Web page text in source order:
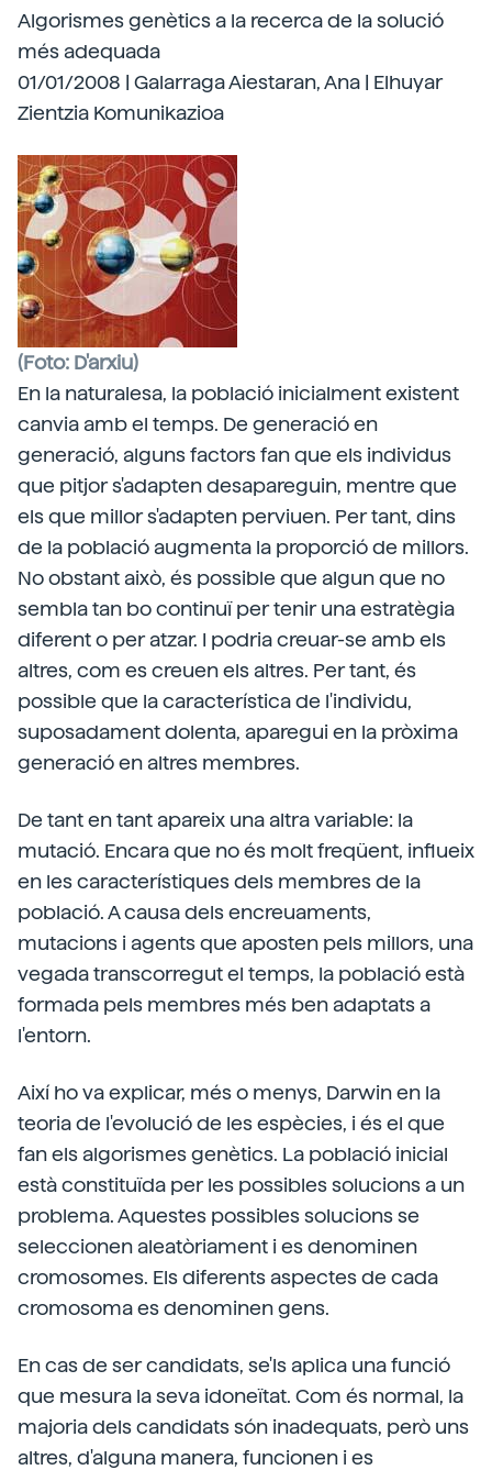
Algorismes genètics a la recerca de la solució
més adequada
01/01/2008 | Galarraga Aiestaran, Ana | Elhuyar
Zientzia Komunikazioa
(Foto: D'arxiu)
En la naturalesa, la població inicialment existent
canvia amb el temps. De generació en
generació, alguns factors fan que els individus
que pitjor s'adapten desapareguin, mentre que
els que millor s'adapten perviuen. Per tant, dins
de la població augmenta la proporció de millors.
No obstant això, és possible que algun que no
sembla tan bo continuï per tenir una estratègia
diferent o per atzar. I podria creuar-se amb els
altres, com es creuen els altres. Per tant, és
possible que la característica de l'individu,
suposadament dolenta, aparegui en la pròxima
generació en altres membres.
De tant en tant apareix una altra variable: la
mutació. Encara que no és molt freqüent, influeix
en les característiques dels membres de la
població. A causa dels encreuaments,
mutacions i agents que aposten pels millors, una
vegada transcorregut el temps, la població està
formada pels membres més ben adaptats a
l'entorn.
Així ho va explicar, més o menys, Darwin en la
teoria de l'evolució de les espècies, i és el que
fan els algorismes genètics. La població inicial
està constituïda per les possibles solucions a un
problema. Aquestes possibles solucions se
seleccionen aleatòriament i es denominen
cromosomes. Els diferents aspectes de cada
cromosoma es denominen gens.
En cas de ser candidats, se'ls aplica una funció
que mesura la seva idoneïtat. Com és normal, la
majoria dels candidats són inadequats, però uns
altres, d'alguna manera, funcionen i es